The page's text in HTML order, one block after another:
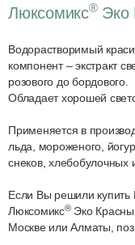
Люксомикс®Эко
Водорастворимый
компонент – экстракт
розового до бордового.
Обладает хорошей
Применяется в
льда, мороженого,
снеков, хлебобулочных
Если Вы решили купить
Люксомикс®Эко
Москве или Алматы,